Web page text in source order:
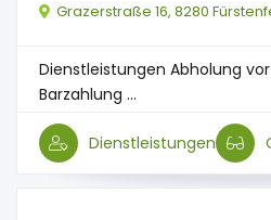
Grazerstraße 16, 8280
Dienstleistungen Abholung
Barzahlung ...
Dienstleistungen